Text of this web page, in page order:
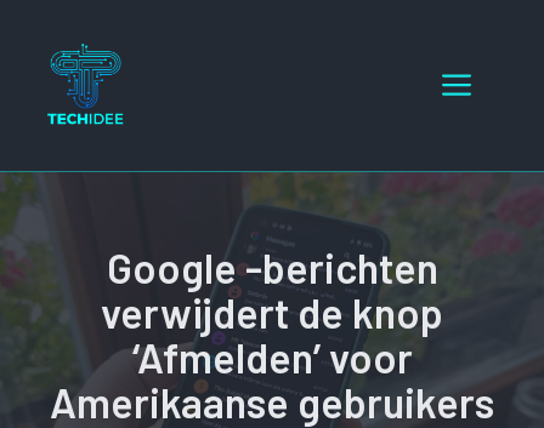
inhoud
Menu
Google -berichten
verwijdert de knop
‘Afmelden’ voor
Amerikaanse gebruikers